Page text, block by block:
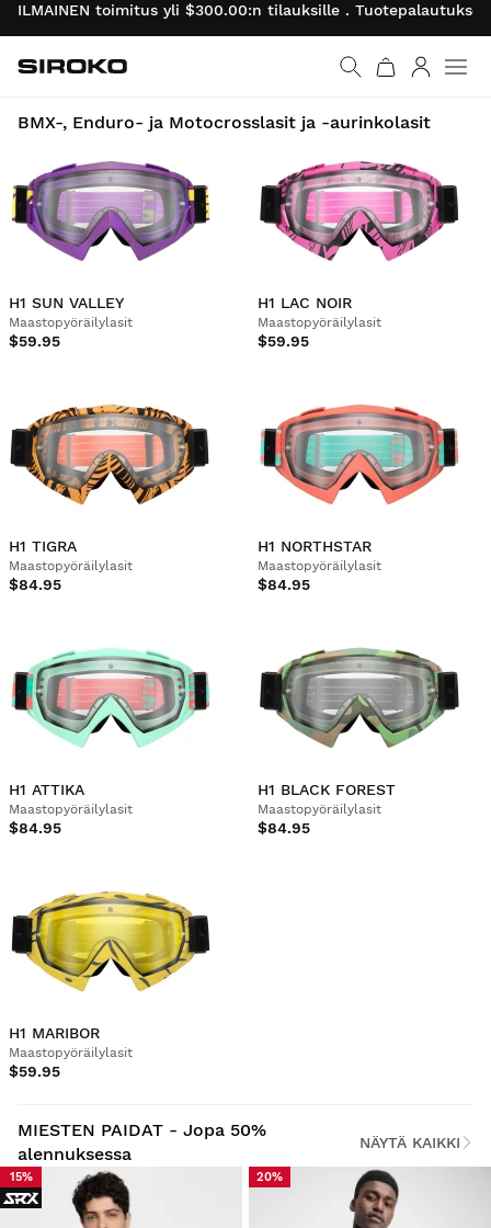
ILMAINEN toimitus yli $300.00:n tilauksille .
Palaa aloitussivulle
Siroko.com
BMX-, Enduro- ja Motocrosslasit ja -aurinkolasit
H1 SUN VALLEY
Maastopyöräilylasit
$59.95
H1 LAC NOIR
Maastopyöräilylasit
$59.95
H1 TIGRA
Maastopyöräilylasit
$84.95
H1 NORTHSTAR
Maastopyöräilylasit
$84.95
H1 ATTIKA
Maastopyöräilylasit
$84.95
H1 BLACK FOREST
Maastopyöräilylasit
$84.95
H1 MARIBOR
Maastopyöräilylasit
$59.95
MIESTEN PAIDAT - Jopa 50%
alennuksessa
NÄYTÄ KAIKKI
15% 20%